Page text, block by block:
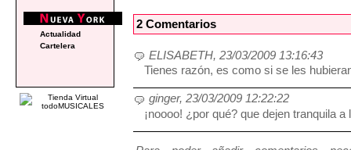
2 Comentarios
ELISABETH, 23/03/2009 13:16:43
Tienes razón, es como si se les
ginger, 23/03/2009 12:22:22
¡noooo! ¿por qué? que dejen tranquila
Actualidad
Cartelera